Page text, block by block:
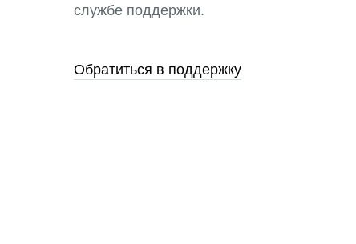
службе поддержки.
Обратиться в поддержку